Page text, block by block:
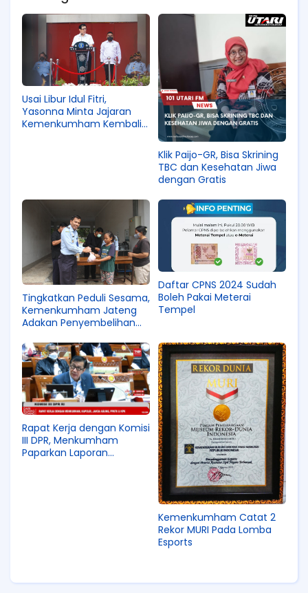
Usai Libur Idul Fitri,
Yasonna Minta Jajaran
Kemenkumham Kembali
Klik Paijo-GR, Bisa Skrining
TBC dan Kesehatan Jiwa
dengan Gratis
Tingkatkan Peduli Sesama,
Kemenkumham Jateng
Adakan Penyembelihan
Daftar CPNS 2024 Sudah
Boleh Pakai Meterai
Tempel
Rapat Kerja dengan Komisi
III DPR, Menkumham
Paparkan Laporan
Kemenkumham Catat 2
Rekor MURI Pada Lomba
Esports